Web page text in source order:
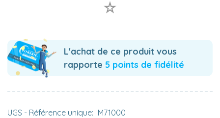
L'achat de ce produit vous
rapporte 5 points de fidélité
UGS - Référence unique: M71000